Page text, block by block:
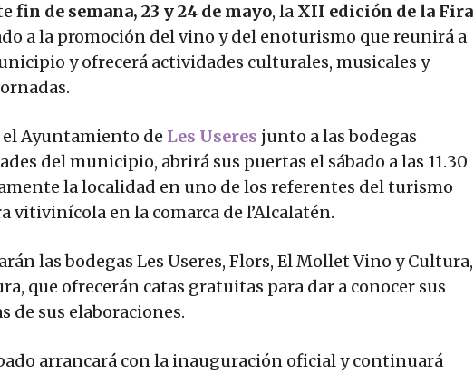
fin de semana, 23 y 24 de mayo, la XII edición de la Fira
a la promoción del vino y del enoturismo que reunirá a
y ofrecerá actividades culturales, musicales y
Ayuntamiento de Les Useres junto a las bodegas
del municipio, abrirá sus puertas el sábado a las 11.30
la localidad en uno de los referentes del turismo
vitivinícola en la comarca de l’Alcalatén.
las bodegas Les Useres, Flors, El Mollet Vino y Cultura,
que ofrecerán catas gratuitas para dar a conocer sus
de sus elaboraciones.
arrancará con la inauguración oficial y continuará